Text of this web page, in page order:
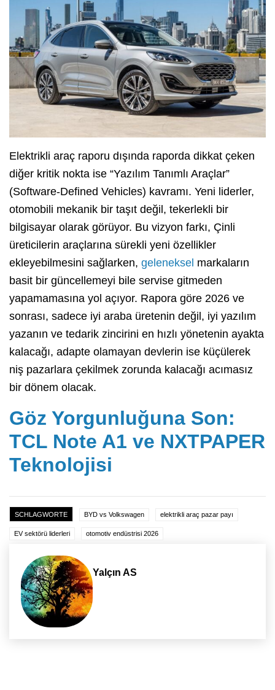
Elektrikli araç raporu dışında raporda dikkat çeken
diğer kritik nokta ise “Yazılım Tanımlı Araçlar”
(Software-Defined Vehicles) kavramı. Yeni liderler,
otomobili mekanik bir taşıt değil, tekerlekli bir
bilgisayar olarak görüyor. Bu vizyon farkı, Çinli
üreticilerin araçlarına sürekli yeni özellikler
ekleyebilmesini sağlarken, geleneksel markaların
basit bir güncellemeyi bile servise gitmeden
yapamamasına yol açıyor. Rapora göre 2026 ve
sonrası, sadece iyi araba üretenin değil, iyi yazılım
yazanın ve tedarik zincirini en hızlı yönetenin ayakta
kalacağı, adapte olamayan devlerin ise küçülerek
niş pazarlara çekilmek zorunda kalacağı acımasız
bir dönem olacak.
Göz Yorgunluğuna Son:
TCL Note A1 ve NXTPAPER
Teknolojisi
SCHLAGWORTE BYD vs Volkswagen elektrikli araç pazar payı
EV sektörü liderleri otomotiv endüstrisi 2026
Yalçın AS